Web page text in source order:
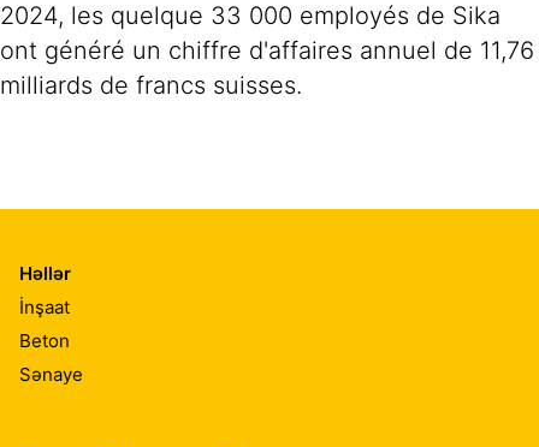
2024, les quelque 33 000 employés de Sika
ont généré un chiffre d'affaires annuel de 11,76
milliards de francs suisses.
Həllər
İnşaat
Beton
Sənaye